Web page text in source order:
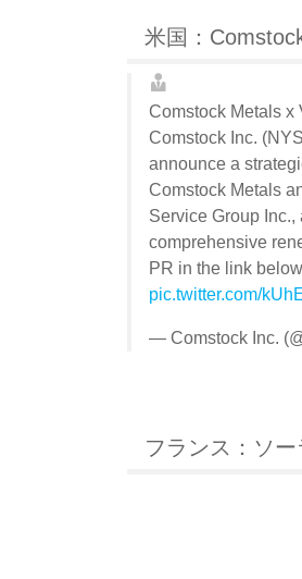
米国：
Comstock Metals x
Comstock Inc.
announce a
Comstock Metals
Service Group
comprehensive
PR in the link
pic.twitter.com/
— Comstock Inc.
フランス：ソ